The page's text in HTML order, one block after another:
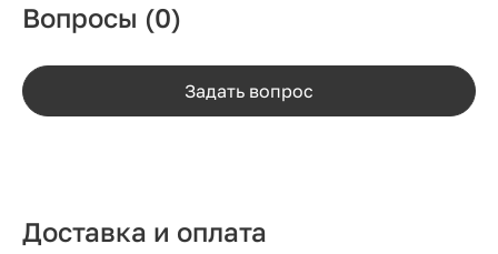
Вопросы (0)
Задать вопрос
Доставка и оплата